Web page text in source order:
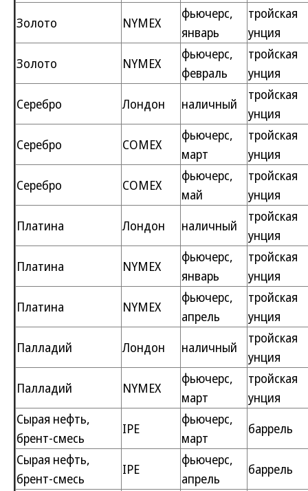
Золото
NYMEX
фьючерс,
январь
тройская
унция
Золото
NYMEX
фьючерс,
февраль
тройская
унция
Серебро
Лондон наличный
тройская
унция
Серебро
COMEX
фьючерс,
март
тройская
унция
Серебро
COMEX
фьючерс,
май
тройская
унция
Платина
Лондон наличный
тройская
унция
Платина
NYMEX
фьючерс,
январь
тройская
унция
Платина
NYMEX
фьючерс,
апрель
тройская
унция
Палладий
Лондон наличный
тройская
унция
Палладий
NYMEX
фьючерс,
март
тройская
унция
Сырая нефть,
брент-смесь
IPE
фьючерс,
март
баррель
Сырая нефть,
брент-смесь
IPE
фьючерс,
апрель
баррель